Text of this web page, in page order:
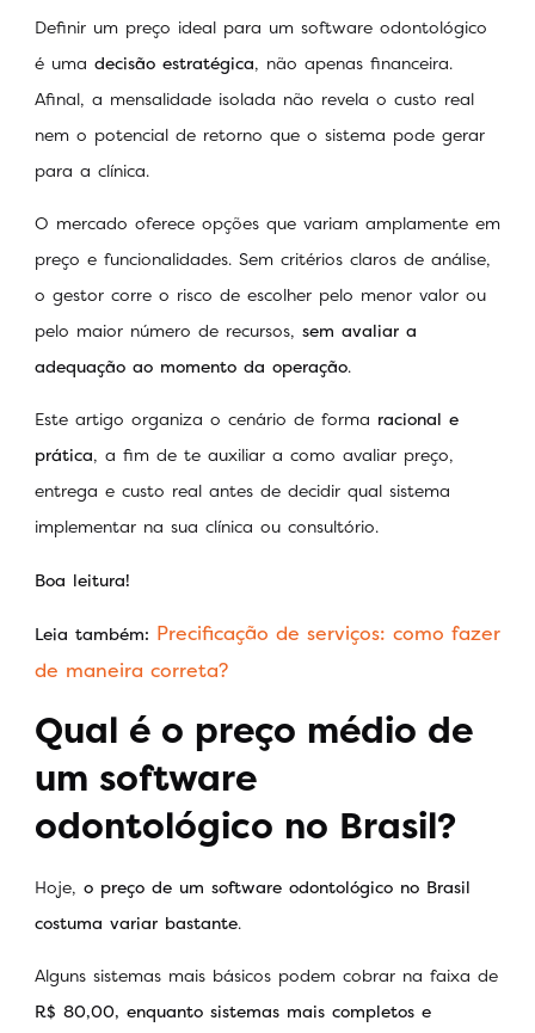
Definir um preço ideal para um software odontológico
é uma decisão estratégica, não apenas financeira.
Afinal, a mensalidade isolada não revela o custo real
nem o potencial de retorno que o sistema pode gerar
para a clínica.
O mercado oferece opções que variam amplamente em
preço e funcionalidades. Sem critérios claros de análise,
o gestor corre o risco de escolher pelo menor valor ou
pelo maior número de recursos, sem avaliar a
adequação ao momento da operação.
Este artigo organiza o cenário de forma racional e
prática, a fim de te auxiliar a como avaliar preço,
entrega e custo real antes de decidir qual sistema
implementar na sua clínica ou consultório.
Boa leitura!
Leia também: Precificação de serviços: como fazer
de maneira correta?
Qual é o preço médio de
um software
odontológico no Brasil?
Hoje, o preço de um software odontológico no Brasil
costuma variar bastante.
Alguns sistemas mais básicos podem cobrar na faixa de
R$ 80,00, enquanto sistemas mais completos e